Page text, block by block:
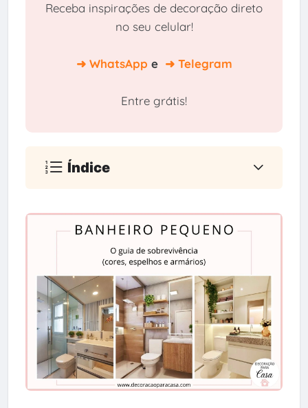
Receba inspirações de decoração direto
no seu celular!
➜ WhatsApp e ➜ Telegram
Entre grátis!
Índice